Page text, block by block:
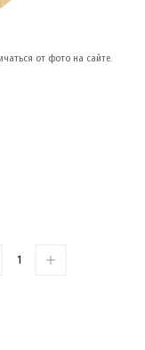
от фото на сайте.